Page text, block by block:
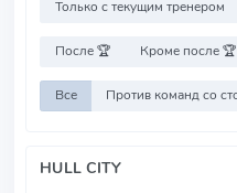
Только с текущим тренером
После 🏆 Кроме после 🏆
Все
HULL CITY